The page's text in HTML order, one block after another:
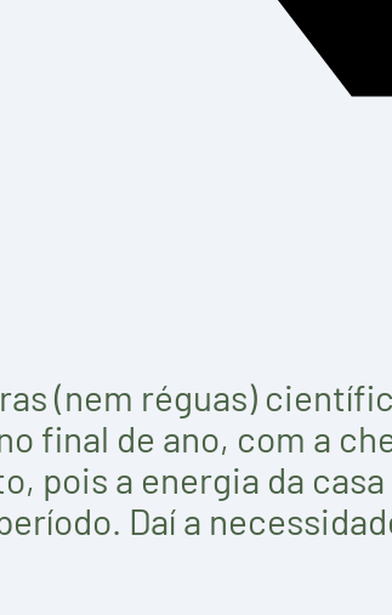
(nem réguas)
final de ano, com a
pois a energia da
Daí a